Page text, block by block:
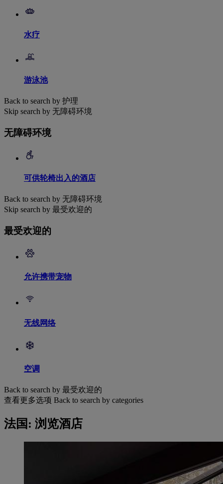
水疗
游泳池
Back to search by 护理
Skip search by 无障碍环境
无障碍环境
可供轮椅出入的酒店
Back to search by 无障碍环境
Skip search by 最受欢迎的
最受欢迎的
允许携带宠物
无线网络
空调
Back to search by 最受欢迎的
查看更多选项 Back to search by categories
法国: 浏览酒店